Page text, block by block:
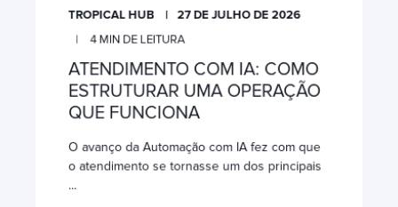
TROPICAL HUB
27 DE JULHO DE 2026
4MIN DE LEITURA
ATENDIMENTO COM IA: COMO
ESTRUTURAR UMA OPERAÇÃO
QUE FUNCIONA
O avanço da Automação com IA fez com que
o atendimento se tornasse um dos principais
...